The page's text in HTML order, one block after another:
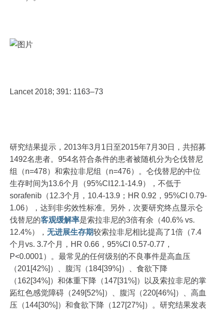
Lancet 2018; 391: 1163–73
研究结果提示，2013年3月1日至2015年7月30日，共招募
1492名患者。954名符合条件的患者被随机分为仑伐替尼
组（n=478）和索拉非尼组（n=476）。仑伐替尼的中位
生存时间为13.6个月（95%CI12.1-14.9），不低于
sorafenib（12.3个月，10.4-13.9；HR 0.92，95%CI 0.79-
1.06），达到非劣效性标准。另外，次要研究终点显示仑
伐替尼的客观缓解率是索拉非尼的3倍有余（40.6% vs.
12.4%）， 无进展生存期较索拉非尼相比提高了1倍（7.4
个月vs. 3.7个月，HR 0.66，95%CI 0.57-0.77，
P<0.0001）。最常见的任何级别的不良事件是高血压
（201[42%]）、腹泻（184[39%]）、食欲下降
（162[34%]）和体重下降（147[31%]）以及索拉非尼的掌
跖红色感觉障碍（249[52%]）、腹泻（220[46%]）、高血
压（144[30%]）和食欲下降（127[27%]）。研究结果发表